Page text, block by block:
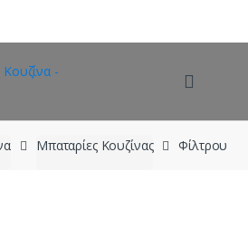
Μπαταρίες Κουζίνας Φίλτρου